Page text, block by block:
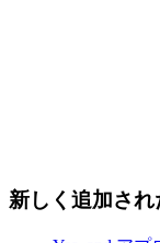
新しく追加さ